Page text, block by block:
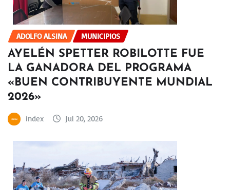
ADOLFO ALSINA MUNICIPIOS
AYELÉN SPETTER ROBILOTTE FUE
LA GANADORA DEL PROGRAMA
«BUEN CONTRIBUYENTE MUNDIAL
2026»
index Jul 20, 2026